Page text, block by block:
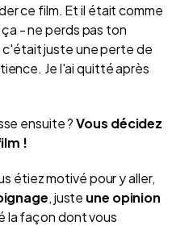
ce film. Et il était comme
ça - ne perds pas ton
c'était juste une perte de
Je l'ai quitté après
ensuite ?Vous décidez
!
étiez motivé pour y aller,
, juste une opinion
la façon dont vous